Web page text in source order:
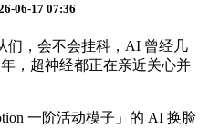
06-17 07:36
，会不会挂科，AI 曾经几
，超神经都正在亲近关心并
一阶活动模子」的 AI 换脸